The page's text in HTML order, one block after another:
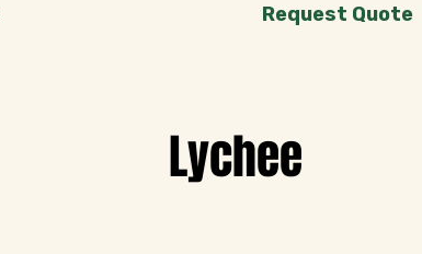
Lychee
Request Quote